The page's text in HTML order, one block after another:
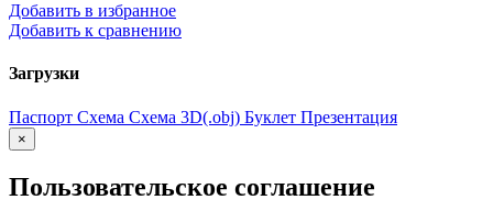
Добавить в избранное
Добавить к сравнению
Загрузки
Паспорт Схема Схема 3D(.obj) Буклет Презентация
×
Пользовательское соглашение